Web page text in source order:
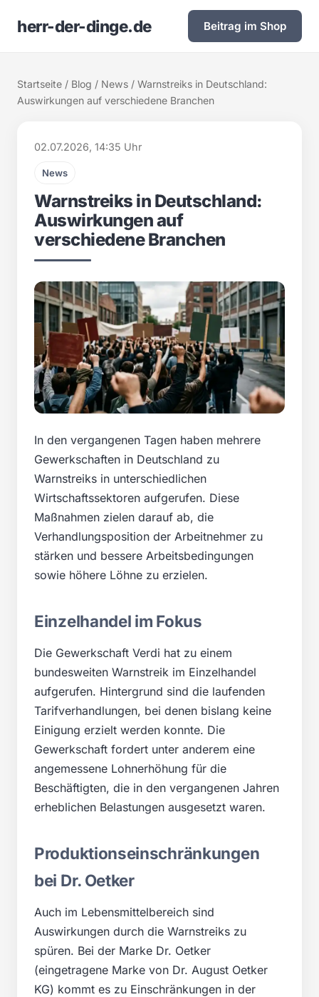
herr-der-dinge.de Beitrag im Shop
Startseite / Blog / News / Warnstreiks in Deutschland:
Auswirkungen auf verschiedene Branchen
02.07.2026, 14:35 Uhr
News
Warnstreiks in Deutschland:
Auswirkungen auf
verschiedene Branchen
In den vergangenen Tagen haben mehrere
Gewerkschaften in Deutschland zu
Warnstreiks in unterschiedlichen
Wirtschaftssektoren aufgerufen. Diese
Maßnahmen zielen darauf ab, die
Verhandlungsposition der Arbeitnehmer zu
stärken und bessere Arbeitsbedingungen
sowie höhere Löhne zu erzielen.
Einzelhandel im Fokus
Die Gewerkschaft Verdi hat zu einem
bundesweiten Warnstreik im Einzelhandel
aufgerufen. Hintergrund sind die laufenden
Tarifverhandlungen, bei denen bislang keine
Einigung erzielt werden konnte. Die
Gewerkschaft fordert unter anderem eine
angemessene Lohnerhöhung für die
Beschäftigten, die in den vergangenen Jahren
erheblichen Belastungen ausgesetzt waren.
Produktionseinschränkungen
bei Dr. Oetker
Auch im Lebensmittelbereich sind
Auswirkungen durch die Warnstreiks zu
spüren. Bei der Marke Dr. Oetker
(eingetragene Marke von Dr. August Oetker
KG) kommt es zu Einschränkungen in der